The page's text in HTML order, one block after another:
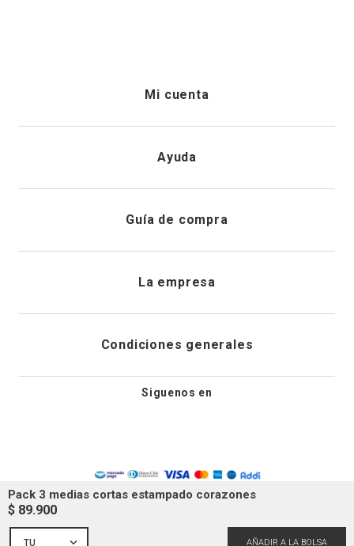
Pack 3 medias cortas estampado corazones
$ 89.900
TU
Mi cuenta
Registrarme
Historial de pedidos
Ayuda
Envíanos un email
Cambios, devoluciones y desistimiento
Guía de compra
Cuidado de prendas
La empresa
Tiendas
Condiciones generales
Aviso legal
Política de privacidad
Siguenos en